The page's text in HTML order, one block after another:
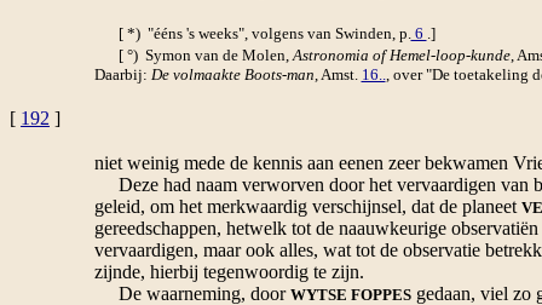
[ *) "ééns 's weeks", volgens van Swinden, p. 6 .]
[ °) Symon van de Molen, Astronomia of Hemel-loop-kunde,
Daarbij: De volmaakte Boots-man , Amst. 16.. , over "De toetakeling
[ 192 ]
niet weinig mede de kennis aan eenen zeer bekwamen
Deze had naam verworven door het vervaardigen van
geleid, om het merkwaardig verschijnsel, dat de planeet
gereedschappen, hetwelk tot de naauwkeurige
vervaardigen, maar ook alles, wat tot de observatie
zijnde, hierbij tegenwoordig te zijn.
De waarneming, door WYTSE FOPPESgedaan, viel zo